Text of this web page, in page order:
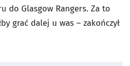
do Glasgow Rangers. Za to
grać dalej u was – zakończył